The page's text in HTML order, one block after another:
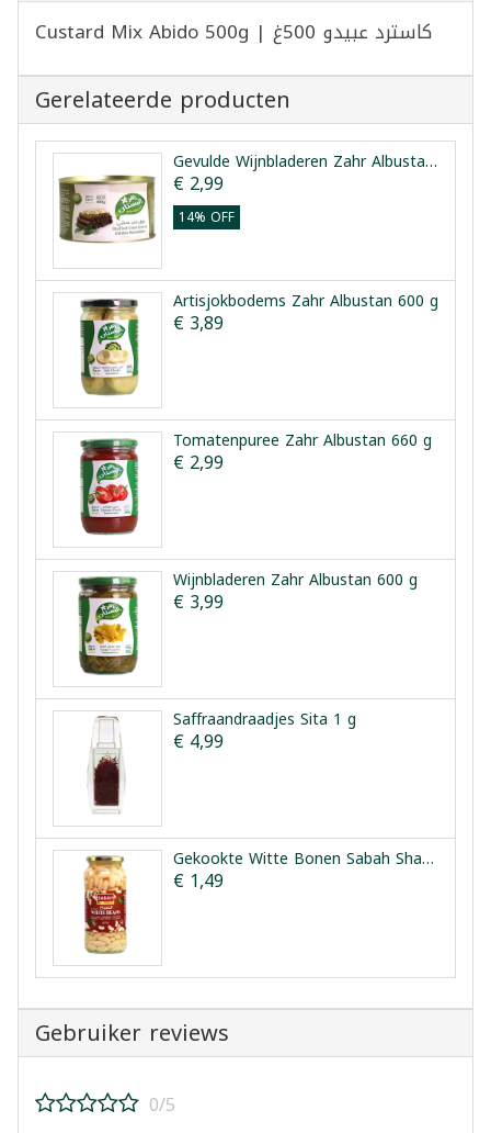
Custard Mix Abido 500g | كاسترد عبيدو 500غ
Gerelateerde producten
Gevulde Wijnbladeren Zahr Albustan 400 g
€ 2,99
14% OFF
Artisjokbodems Zahr Albustan 600 g
€ 3,89
Tomatenpuree Zahr Albustan 660 g
€ 2,99
Wijnbladeren Zahr Albustan 600 g
€ 3,99
Saffraandraadjes Sita 1 g
€ 4,99
Gekookte Witte Bonen Sabah Sharqi 540 g
€ 1,49
Gebruiker reviews
0/5